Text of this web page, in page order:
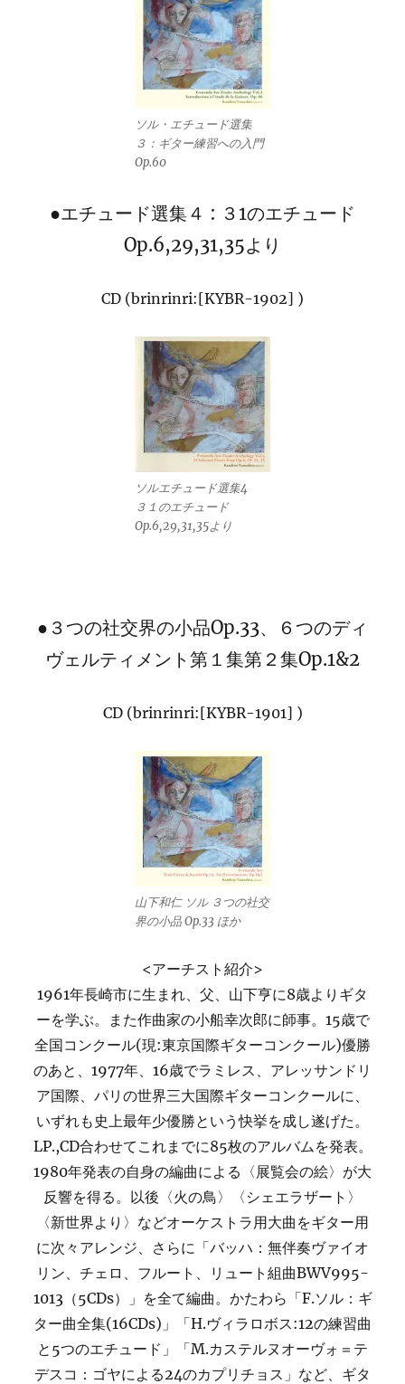
ソル・エチュード選集
３：ギター練習への入門
Op.60
●エチュード選集４ : ３1のエチュード
Op.6,29,31,35より
CD (brinrinri:[KYBR-1902] )
ソルエチュード選集4
３１のエチュード
Op.6,29,31,35より
●３つの社交界の小品Op.33、６つのディ
ヴェルティメント第１集第２集Op.1&2
CD (brinrinri:[KYBR-1901] )
山下和仁 ソル ３つの社交
界の小品 Op.33 ほか
<アーチスト紹介>
1961年長崎市に生まれ、父、山下亨に8歳よりギタ
ーを学ぶ。また作曲家の小船幸次郎に師事。15歳で
全国コンクール(現:東京国際ギターコンクール)優勝
のあと、1977年、16歳でラミレス、アレッサンドリ
ア国際、パリの世界三大国際ギターコンクールに、
いずれも史上最年少優勝という快挙を成し遂げた。
LP.,CD合わせてこれまでに85枚のアルバムを発表。
1980年発表の自身の編曲による〈展覧会の絵〉が大
反響を得る。以後〈火の鳥〉〈シェエラザート〉
〈新世界より〉などオーケストラ用大曲をギター用
に次々アレンジ、さらに「バッハ：無伴奏ヴァイオ
リン、チェロ、フルート、リュート組曲BWV995-
1013（5CDs）」を全て編曲。かたわら「F.ソル：ギ
ター曲全集(16CDs)」「H.ヴィラロボス:12の練習曲
と5つのエチュード」「M.カステルヌオーヴォ＝テ
デスコ：ゴヤによる24のカプリチョス」など、ギタ